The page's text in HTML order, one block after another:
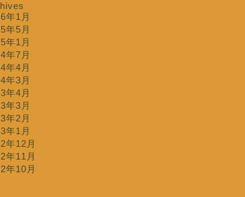
年1月
年5月
年1月
年7月
年4月
年3月
年4月
年3月
年2月
年1月
年12月
年11月
年10月